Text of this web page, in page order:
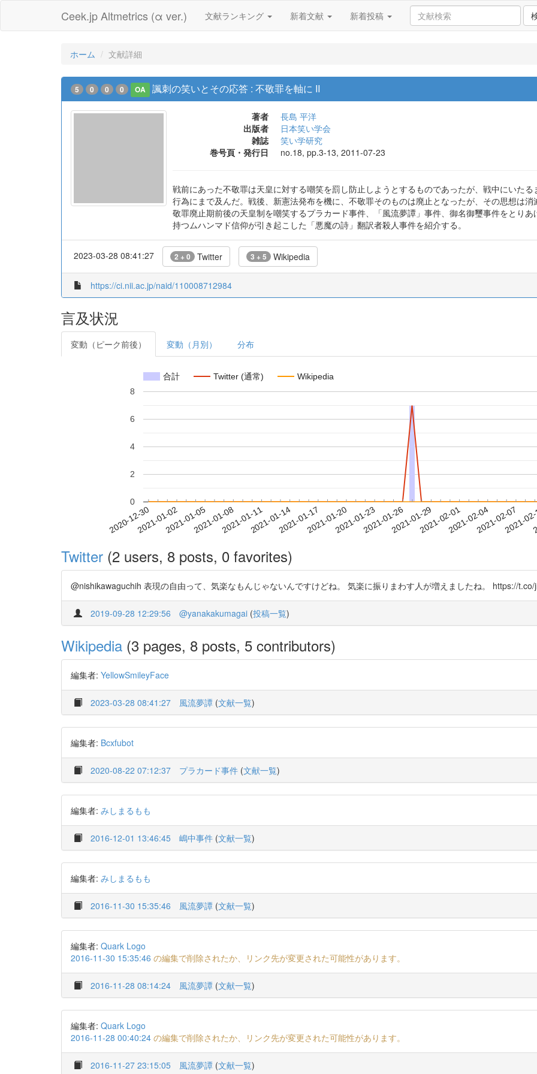
Ceek.jp Altmetrics (α ver.) 文献ランキング 新着文献 新着投稿
ホーム 文献詳細
5 0 0 0 OA 諷刺の笑いとその応答 : 不敬罪を軸に II
著者
長島 平洋
出版者
日本笑い学会
雑誌
笑い学研究
巻号頁・発行日
no.18, pp.3-13, 2011-07-23
戦前にあった不敬罪は天皇に対する嘲笑を罰し防止しようとするものであったが、戦中にいた
行為にまで及んだ。戦後、新憲法発布を機に、不敬罪そのものは廃止となったが、その思想は
敬罪廃止期前後の天皇制を嘲笑するプラカード事件、「風流夢譚」事件、御名御璽事件をとり
持つムハンマド信仰が引き起こした「悪魔の詩」翻訳者殺人事件を紹介する。
2023-03-28 08:41:27 2 + 0 Twitter 3 + 5 Wikipedia
https://ci.nii.ac.jp/naid/110008712984
言及状況
変動（ピーク前後） 変動（月別） 分布
合計 Twitter (通常) Wikipedia
2020-12-302021-01-022021-01-052021-01-082021-01-112021-01-142021-01-172021-01-202021-01-232021-01-262021-01-292021-02-012021-02-042021-02-07
2021-
0
2
4
6
8
Twitter (2 users, 8 posts, 0 favorites)
@nishikawaguchih 表現の自由って、気楽なもんじゃないんですけどね。 気楽に振りまわす人が増えましたね。 https://
2019-09-28 12:29:56 @yanakakumagai (投稿一覧)
Wikipedia (3 pages, 8 posts, 5 contributors)
編集者: YellowSmileyFace
2023-03-28 08:41:27 風流夢譚 (文献一覧)
編集者: Bcxfubot
2020-08-22 07:12:37 プラカード事件 (文献一覧)
編集者: みしまるもも
2016-12-01 13:46:45 嶋中事件 (文献一覧)
編集者: みしまるもも
2016-11-30 15:35:46 風流夢譚 (文献一覧)
編集者: Quark Logo
2016-11-30 15:35:46 の編集で削除されたか、リンク先が変更された可能性があります。
2016-11-28 08:14:24 風流夢譚 (文献一覧)
編集者: Quark Logo
2016-11-28 00:40:24 の編集で削除されたか、リンク先が変更された可能性があります。
2016-11-27 23:15:05 風流夢譚 (文献一覧)